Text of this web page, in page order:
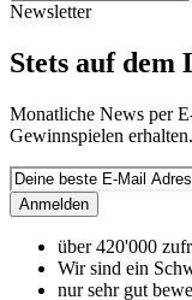
Newsletter
Stets auf dem
Monatliche News per
Gewinnspielen
Anmelden
über 420'000
Wir sind ein
nur sehr gut